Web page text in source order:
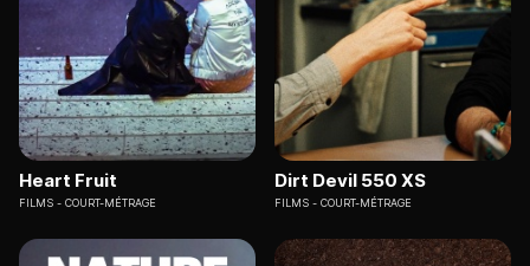
Heart Fruit
FILMS COURT-MÉTRAGE
Dirt Devil 550 XS
FILMS COURT-MÉTRAGE